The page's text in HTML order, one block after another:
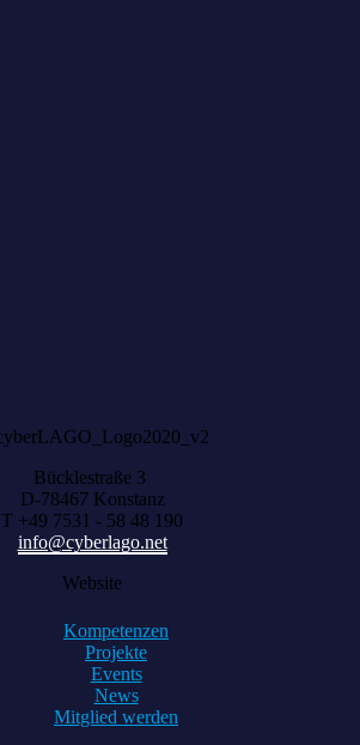
Bücklestraße 3
D-78467 Konstanz
T +49 7531 - 58 48 190
info@cyberlago.net
Website
Kompetenzen
Projekte
Events
News
Mitglied werden